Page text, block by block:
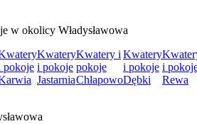
w okolicy Władysławowa
pokoje
Kwatery
i pokoje
Jastarnia
Kwatery i
pokoje
Chłapowo
Kwatery
i pokoje
Dębki
i
Rewa